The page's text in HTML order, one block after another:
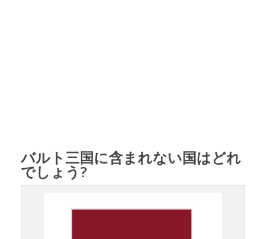
バルト三国に含まれない国はどれ
でしょう?